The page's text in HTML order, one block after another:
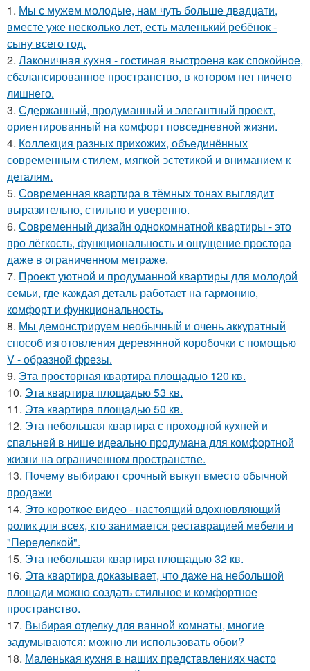
1. Мы с мужем молодые, нам чуть больше двадцати,
вместе уже несколько лет, есть маленький ребёнок -
сыну всего год.
2. Лаконичная кухня - гостиная выстроена как спокойное,
сбалансированное пространство, в котором нет ничего
лишнего.
3. Сдержанный, продуманный и элегантный проект,
ориентированный на комфорт повседневной жизни.
4. Коллекция разных прихожих, объединённых
современным стилем, мягкой эстетикой и вниманием к
деталям.
5. Современная квартира в тёмных тонах выглядит
выразительно, стильно и уверенно.
6. Современный дизайн однокомнатной квартиры - это
про лёгкость, функциональность и ощущение простора
даже в ограниченном метраже.
7. Проект уютной и продуманной квартиры для молодой
семьи, где каждая деталь работает на гармонию,
комфорт и функциональность.
8. Мы демонстрируем необычный и очень аккуратный
способ изготовления деревянной коробочки с помощью
V - образной фрезы.
9. Эта просторная квартира площадью 120 кв.
10. Эта квартира площадью 53 кв.
11. Эта квартира площадью 50 кв.
12. Эта небольшая квартира с проходной кухней и
спальней в нише идеально продумана для комфортной
жизни на ограниченном пространстве.
13. Почему выбирают срочный выкуп вместо обычной
продажи
14. Это короткое видео - настоящий вдохновляющий
ролик для всех, кто занимается реставрацией мебели и
"Переделкой".
15. Эта небольшая квартира площадью 32 кв.
16. Эта квартира доказывает, что даже на небольшой
площади можно создать стильное и комфортное
пространство.
17. Выбирая отделку для ванной комнаты, многие
задумываются: можно ли использовать обои?
18. Маленькая кухня в наших представлениях часто